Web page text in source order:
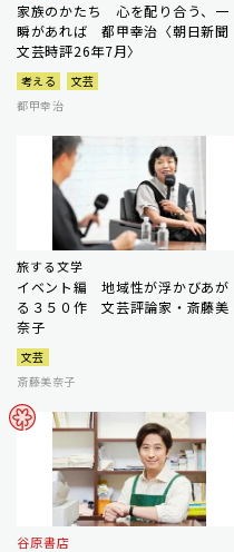
家族のかたち 心を配り合う、一
瞬があれば 都甲幸治〈朝日新聞
文芸時評26年7月〉
考える
文芸
都甲幸治
旅する文学
イベント編 地域性が浮かびあが
る３５０作 文芸評論家・斎藤美
奈子
文芸
斎藤美奈子
谷原書店